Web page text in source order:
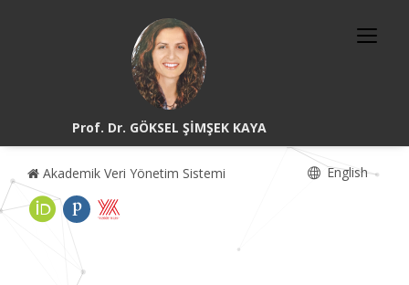
Prof. Dr. GÖKSEL ŞİMŞEK KAYA
Akademik Veri Yönetim Sistemi English